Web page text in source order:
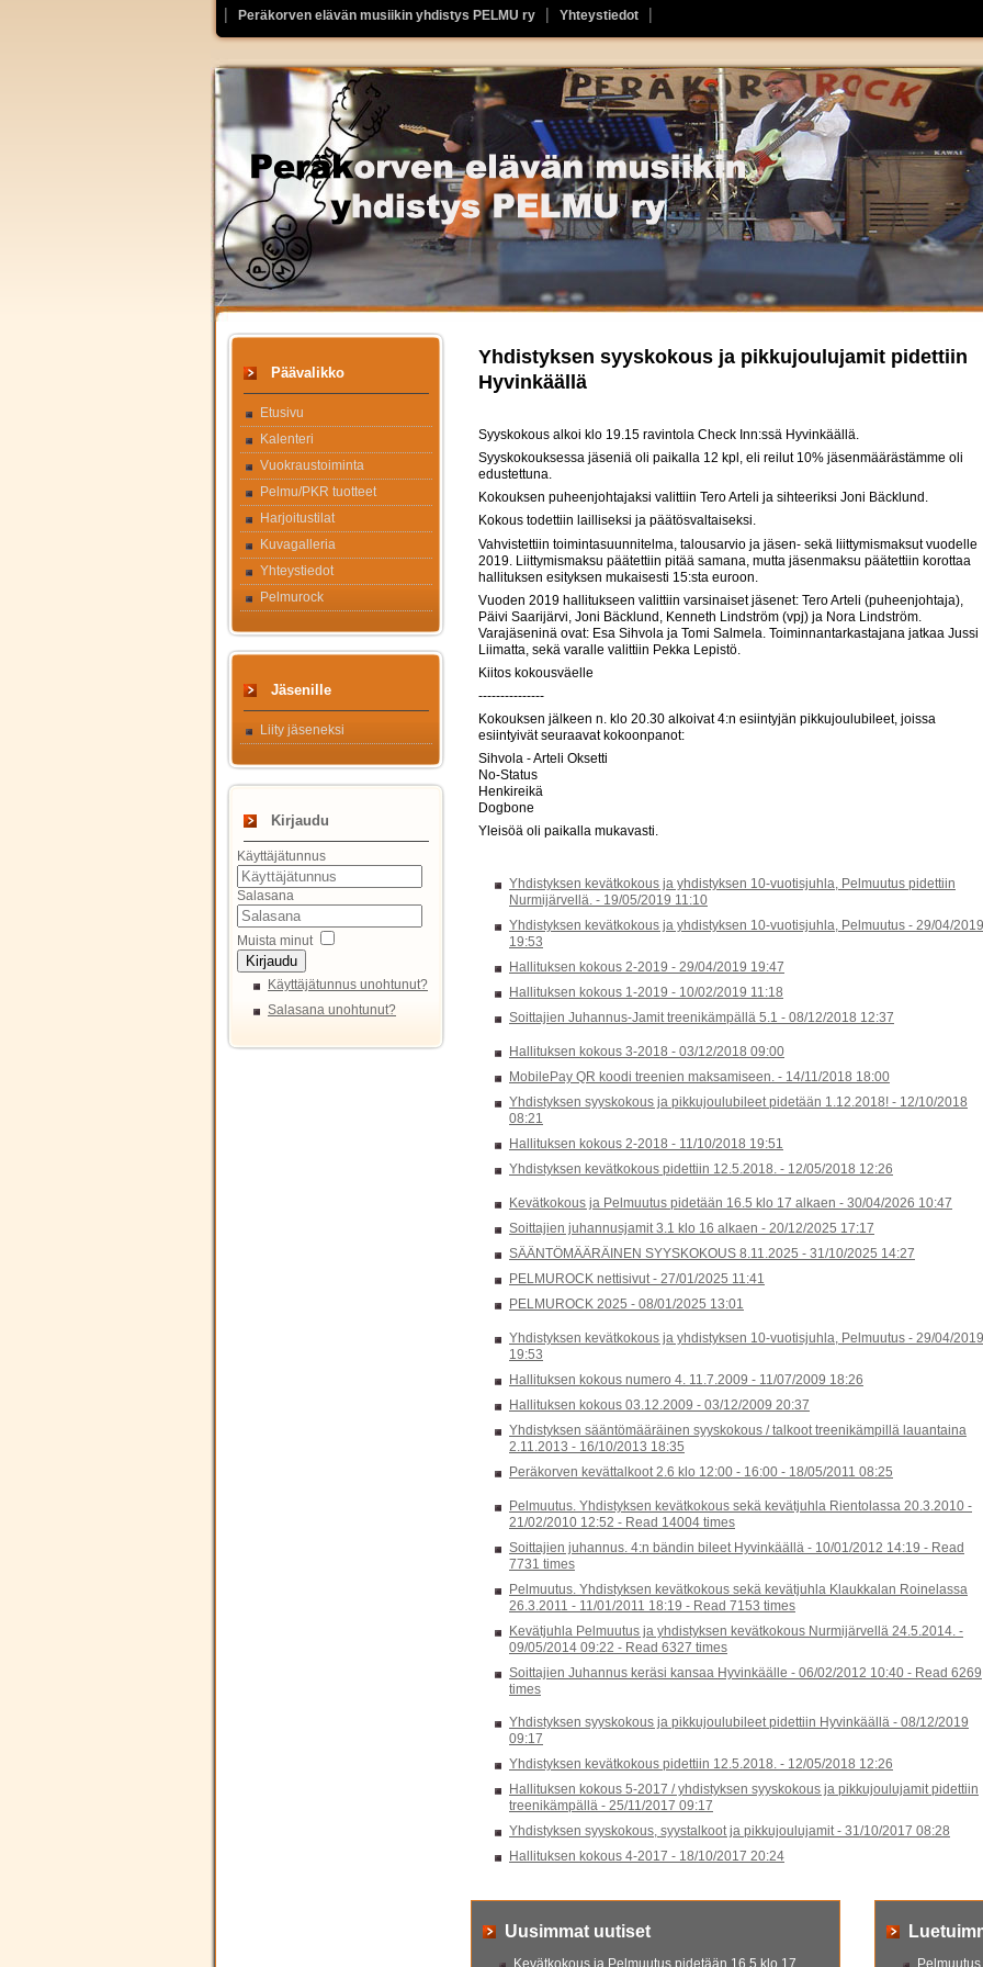
Peräkorven elävän musiikin yhdistys PELMU ry Yhteystiedot
Päävalikko
Etusivu
Kalenteri
Vuokraustoiminta
Pelmu/PKR tuotteet
Harjoitustilat
Kuvagalleria
Yhteystiedot
Pelmurock
Jäsenille
Liity jäseneksi
Kirjaudu
Käyttäjätunnus
Salasana
Muista minut
Kirjaudu
Käyttäjätunnus unohtunut?
Salasana unohtunut?
Yhdistyksen syyskokous ja pikkujoulujamit pidettiin
Hyvinkäällä
Syyskokous alkoi klo 19.15 ravintola Check Inn:ssä Hyvinkäällä.
Syyskokouksessa jäseniä oli paikalla 12 kpl, eli reilut 10% jäsenmäärästämme oli
edustettuna.
Kokouksen puheenjohtajaksi valittiin Tero Arteli ja sihteeriksi Joni Bäcklund.
Kokous todettiin lailliseksi ja päätösvaltaiseksi.
Vahvistettiin toimintasuunnitelma, talousarvio ja jäsen- sekä liittymismaksut vuodelle
2019. Liittymismaksu päätettiin pitää samana, mutta jäsenmaksu päätettiin korottaa
hallituksen esityksen mukaisesti 15:sta euroon.
Vuoden 2019 hallitukseen valittiin varsinaiset jäsenet: Tero Arteli (puheenjohtaja),
Päivi Saarijärvi, Joni Bäcklund, Kenneth Lindström (vpj) ja Nora Lindström.
Varajäseninä ovat: Esa Sihvola ja Tomi Salmela. Toiminnantarkastajana jatkaa Jussi
Liimatta, sekä varalle valittiin Pekka Lepistö.
Kiitos kokousväelle
---------------
Kokouksen jälkeen n. klo 20.30 alkoivat 4:n esiintyjän pikkujoulubileet, joissa
esiintyivät seuraavat kokoonpanot:
Sihvola - Arteli Oksetti
No-Status
Henkireikä
Dogbone
Yleisöä oli paikalla mukavasti.
Yhdistyksen kevätkokous ja yhdistyksen 10-vuotisjuhla, Pelmuutus pidettiin
Nurmijärvellä. - 19/05/2019 11:10
Yhdistyksen kevätkokous ja yhdistyksen 10-vuotisjuhla, Pelmuutus - 29/04/2019
19:53
Hallituksen kokous 2-2019 - 29/04/2019 19:47
Hallituksen kokous 1-2019 - 10/02/2019 11:18
Soittajien Juhannus-Jamit treenikämpällä 5.1 - 08/12/2018 12:37
Hallituksen kokous 3-2018 - 03/12/2018 09:00
MobilePay QR koodi treenien maksamiseen. - 14/11/2018 18:00
Yhdistyksen syyskokous ja pikkujoulubileet pidetään 1.12.2018! - 12/10/2018
08:21
Hallituksen kokous 2-2018 - 11/10/2018 19:51
Yhdistyksen kevätkokous pidettiin 12.5.2018. - 12/05/2018 12:26
Kevätkokous ja Pelmuutus pidetään 16.5 klo 17 alkaen - 30/04/2026 10:47
Soittajien juhannusjamit 3.1 klo 16 alkaen - 20/12/2025 17:17
SÄÄNTÖMÄÄRÄINEN SYYSKOKOUS 8.11.2025 - 31/10/2025 14:27
PELMUROCK nettisivut - 27/01/2025 11:41
PELMUROCK 2025 - 08/01/2025 13:01
Yhdistyksen kevätkokous ja yhdistyksen 10-vuotisjuhla, Pelmuutus - 29/04/2019
19:53
Hallituksen kokous numero 4. 11.7.2009 - 11/07/2009 18:26
Hallituksen kokous 03.12.2009 - 03/12/2009 20:37
Yhdistyksen sääntömääräinen syyskokous / talkoot treenikämpillä lauantaina
2.11.2013 - 16/10/2013 18:35
Peräkorven kevättalkoot 2.6 klo 12:00 - 16:00 - 18/05/2011 08:25
Pelmuutus. Yhdistyksen kevätkokous sekä kevätjuhla Rientolassa 20.3.2010 -
21/02/2010 12:52 - Read 14004 times
Soittajien juhannus. 4:n bändin bileet Hyvinkäällä - 10/01/2012 14:19 - Read
7731 times
Pelmuutus. Yhdistyksen kevätkokous sekä kevätjuhla Klaukkalan Roinelassa
26.3.2011 - 11/01/2011 18:19 - Read 7153 times
Kevätjuhla Pelmuutus ja yhdistyksen kevätkokous Nurmijärvellä 24.5.2014. -
09/05/2014 09:22 - Read 6327 times
Soittajien Juhannus keräsi kansaa Hyvinkäälle - 06/02/2012 10:40 - Read 6269
times
Yhdistyksen syyskokous ja pikkujoulubileet pidettiin Hyvinkäällä - 08/12/2019
09:17
Yhdistyksen kevätkokous pidettiin 12.5.2018. - 12/05/2018 12:26
Hallituksen kokous 5-2017 / yhdistyksen syyskokous ja pikkujoulujamit pidettiin
treenikämpällä - 25/11/2017 09:17
Yhdistyksen syyskokous, syystalkoot ja pikkujoulujamit - 31/10/2017 08:28
Hallituksen kokous 4-2017 - 18/10/2017 20:24
Uusimmat uutiset
Kevätkokous ja Pelmuutus pidetään 16.5 klo 17